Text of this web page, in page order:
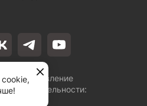
осуществление
деятельности: